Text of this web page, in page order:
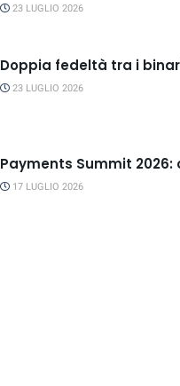
23 LUGLIO 2026
Doppia fedeltà tra i
23 LUGLIO 2026
Payments Summit
17 LUGLIO 2026